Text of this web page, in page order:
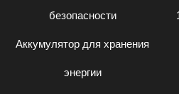
безопасности
Аккумулятор для хранения
энергии